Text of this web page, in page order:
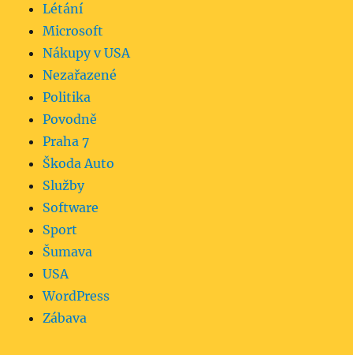
Létání
Microsoft
Nákupy v USA
Nezařazené
Politika
Povodně
Praha 7
Škoda Auto
Služby
Software
Sport
Šumava
USA
WordPress
Zábava